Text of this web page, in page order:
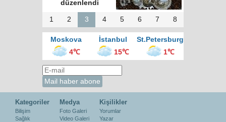
düzenlendi
1 2 3 4 5 6 7 8
Moskova İstanbul
St.Petersburg
4℃
15℃ 1℃
Kategoriler
Bilişim
Sağlık
Medya
Foto Galeri
Video Galeri
Kişilikler
Yorumlar
Yazar